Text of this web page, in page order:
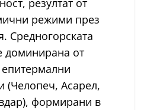
резултат от
режими през
Средногорската
доминирана от
(Челопеч, Асарел,
формирани в